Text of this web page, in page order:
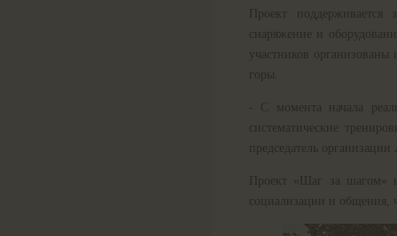
Проект
снаряжение и
участников организованы
горы.
- С момента начала
систематические
председатель
Проект «Шаг за шагом»
социализации и общения,